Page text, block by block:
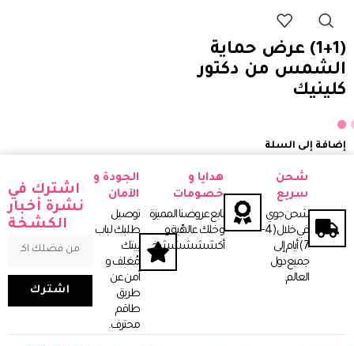
(1+1) عرض حماية
الشمس من دكتور
كلينيك
إضافة إلى السلة
شحن
سريع
شحن جوي
في خلال ( 4 -
7 ) أيـام إلى
جميع دول
العـالم.
هدايا و
خصومات
تابع عروضنا المميزة
و خلك عالهّبة و
أكشششششخ.
الجودة و
الآمان
توصيل
طلبك لباب
بيتك
مُغلف و
آمن عن
طريق
طاقم
محترف.
اشترك في
نشرة أخبار
الكشخة
اشترك